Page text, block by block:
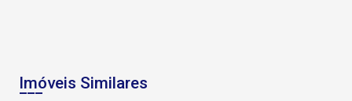
Imóveis Similares